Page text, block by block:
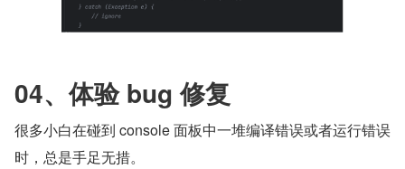
04、体验 bug 修复
很多小白在碰到 console 面板中一堆编译错误或者运行错误
时，总是手足无措。